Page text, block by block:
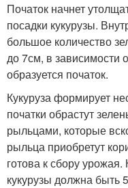
Початок начнет
посадки кукурузы.
большое количество
до 7см, в зависимости
образуется початок.
Кукуруза формирует
початки обрастут
рыльцами, которые
рыльца приобретут
готова к сбору
кукурузы должна быть